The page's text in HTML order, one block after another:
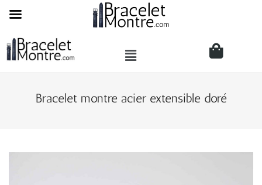
Bracelet montre acier extensible doré